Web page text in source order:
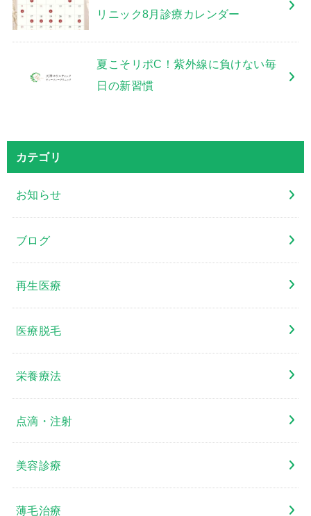
リニック8月診療カレンダー
夏こそリポC！紫外線に負けない毎
日の新習慣
カテゴリ
お知らせ
ブログ
再生医療
医療脱毛
栄養療法
点滴・注射
美容診療
薄毛治療